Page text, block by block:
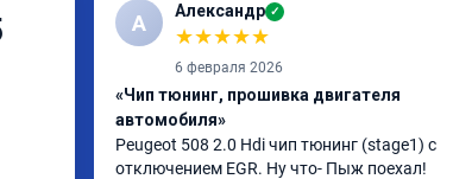
А Александр ✓
★★★★★
6 февраля 2026
«Чип тюнинг, прошивка двигателя
автомобиля»
Peugeot 508 2.0 Hdi чип тюнинг (stage1) с
отключением EGR. Ну что- Пыж поехал!